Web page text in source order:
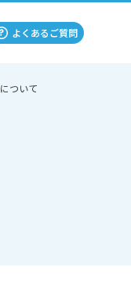
よくあるご質問
ついて